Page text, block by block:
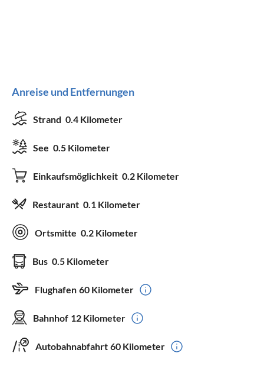
Anreise und Entfernungen
Strand 0.4 Kilometer
See 0.5 Kilometer
Einkaufsmöglichkeit 0.2 Kilometer
Restaurant 0.1 Kilometer
Ortsmitte 0.2 Kilometer
Bus 0.5 Kilometer
Flughafen 60 Kilometer
Bahnhof 12 Kilometer
Autobahnabfahrt 60 Kilometer